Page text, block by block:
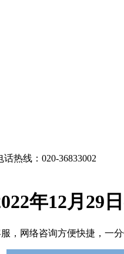
话热线：020-36833002
年12月29
，网络咨询方便快捷，一